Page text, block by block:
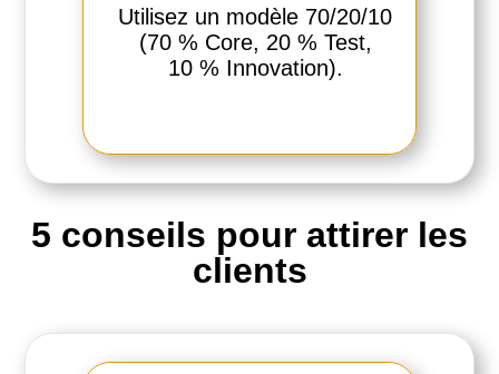
Utilisez un modèle 70/20/10
(70 % Core, 20 % Test,
10 % Innovation).
5 conseils pour attirer les
clients